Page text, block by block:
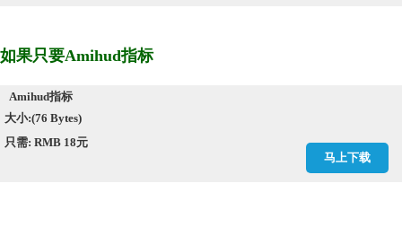
如果只要Amihud指标
Amihud指标
大小:(76 Bytes)
只需: RMB 18元
马上下载